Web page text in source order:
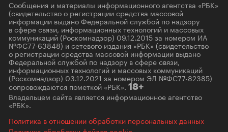
Сообщения и материалы информационного агентства «РБК»
(свидетельство о регистрации средства массовой
информации выдано Федеральной службой по надзору
в сфере связи, информационных технологий и массовых
коммуникаций (Роскомнадзор) 09.12.2015 за номером ИА
№ФС77-63848) и сетевого издания «РБК» (свидетельство
о регистрации средства массовой информации выдано
Федеральной службой по надзору в сфере связи,
информационных технологий и массовых коммуникаций
(Роскомнадзор) 03.12.2021 за номером ЭЛ №ФС77-82385)
сопровождаются пометкой «РБК». 18+
Владельцем сайта является информационное агентство
«РБК».
Политика в отношении обработки персональных данных